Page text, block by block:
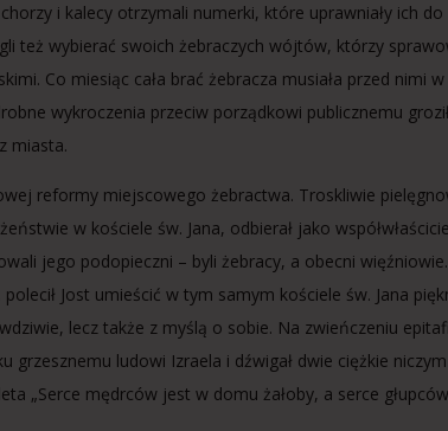
i kalecy otrzymali numerki, które uprawniały ich
też wybierać swoich żebraczych wójtów, którzy
Co miesiąc cała brać żebracza musiała przed nimi
wykroczenia przeciw porządkowi publicznemu
miasta.
reformy miejscowego żebractwa. Troskliwie
w kościele św. Jana, odbierał jako
jego podopieczni – byli żebracy, a obecni
Jost umieścić w tym samym kościele św. Jana
lecz także z myślą o sobie. Na zwieńczeniu
grzesznemu ludowi Izraela i dźwigał dwie ciężkie
„Serce mędrców jest w domu żałoby, a serce